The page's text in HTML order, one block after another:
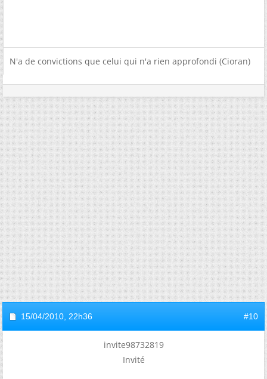
N'a de convictions que celui qui n'a rien approfondi (Cioran)
15/04/2010, 22h36 #10
invite98732819
Invité